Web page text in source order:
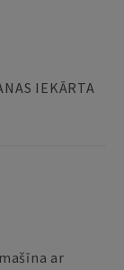
IEKĀRTA
ar